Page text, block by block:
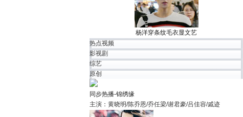
杨洋穿条纹毛衣显文艺
热点视频
影视剧
综艺
原创
同步热播-锦绣缘
主演：黄晓明/陈乔恩/乔任梁/谢君豪/吕佳容/戚迹